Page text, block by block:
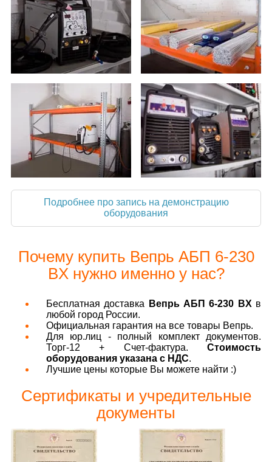
Подробнее про запись на демонстрацию
оборудования
Почему купить Вепрь АБП 6-230
ВX нужно именно у нас?
Бесплатная доставка Вепрь АБП 6-230 ВX в
любой город России.
Официальная гарантия на все товары Вепрь.
Для юр.лиц - полный комплект документов.
Торг-12 + Счет-фактура. Стоимость
оборудования указана с НДС.
Лучшие цены которые Вы можете найти :)
Сертификаты и учредительные
документы